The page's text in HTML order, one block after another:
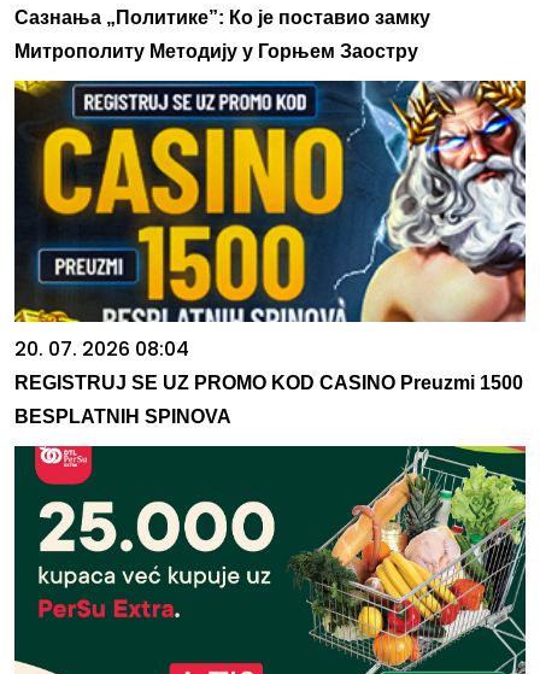
Сазнања „Политике”: Ко је поставио замку
Митрополиту Методију у Горњем Заостру
20. 07. 2026 08:04
REGISTRUJ SE UZ PROMO KOD CASINO Preuzmi 1500
BESPLATNIH SPINOVA